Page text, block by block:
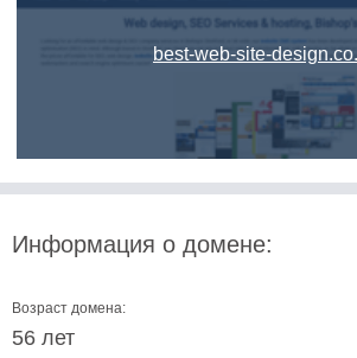
best-web-site-
Информация о домене:
Возраст домена:
56 лет